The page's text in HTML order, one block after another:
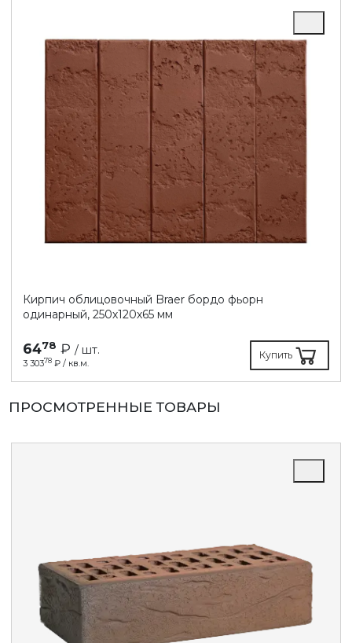
Кирпич облицовочный Braer бордо фьорн
одинарный, 250х120х65 мм
6478 ₽ / шт.
3 30378 ₽ / кв.м.
Купить
ПРОСМОТРЕННЫЕ ТОВАРЫ